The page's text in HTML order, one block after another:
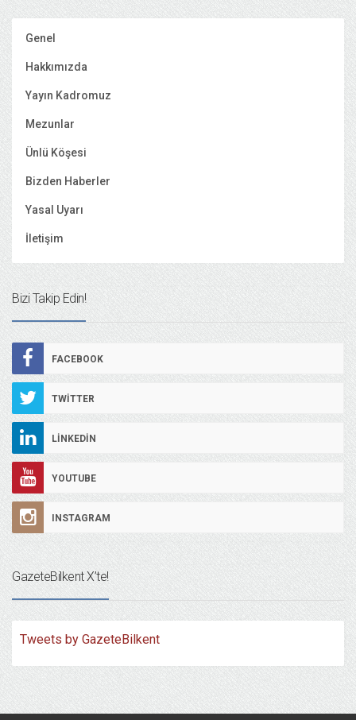
Genel
Hakkımızda
Yayın Kadromuz
Mezunlar
Ünlü Köşesi
Bizden Haberler
Yasal Uyarı
İletişim
Bizi Takip Edin!
FACEBOOK
TWITTER
LINKEDIN
YOUTUBE
INSTAGRAM
GazeteBilkent X’te!
Tweets by GazeteBilkent